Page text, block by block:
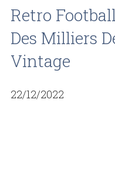
Retro
Des Milliers
Vintage
22/12/2022